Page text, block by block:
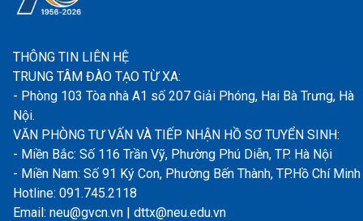
THÔNG TIN LIÊN HỆ
TRUNG TÂM ĐÀO TẠO TỪ XA:
- Phòng 103 Tòa nhà A1 số 207 Giải Phóng, Hai Bà Trưng, Hà
Nội.
VĂN PHÒNG TƯ VẤN VÀ TIẾP NHẬN HỒ SƠ TUYỂN SINH:
- Miền Bắc: Số 116 Trần Vỹ, Phường Phú Diễn, TP. Hà Nội
- Miền Nam: Số 91 Ký Con, Phường Bến Thành, TP.Hồ Chí Minh
Hotline: 091.745.2118
Email: neu@gvcn.vn | dttx@neu.edu.vn